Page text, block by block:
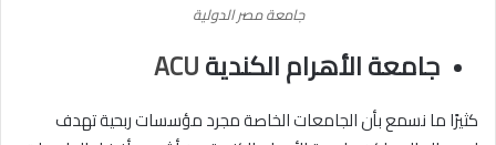
جامعة مصر الدولية
جامعة الأهرام الكنديةACU
كثيرًا ما نسمع بأن الجامعات الخاصة مجرد مؤسسات ربحية تهدف